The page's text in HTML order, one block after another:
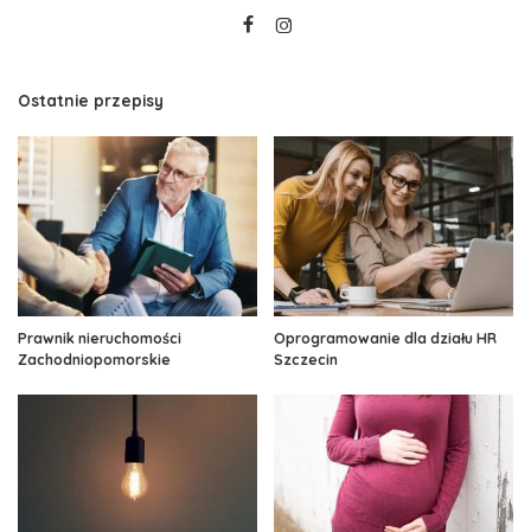
Ostatnie przepisy
Prawnik nieruchomości
Zachodniopomorskie
Oprogramowanie dla działu HR
Szczecin